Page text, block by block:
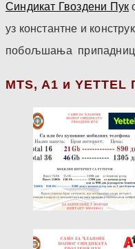
Синдикат Гвоздени Пук
уз константне и
побољшања
МТS, A1 и